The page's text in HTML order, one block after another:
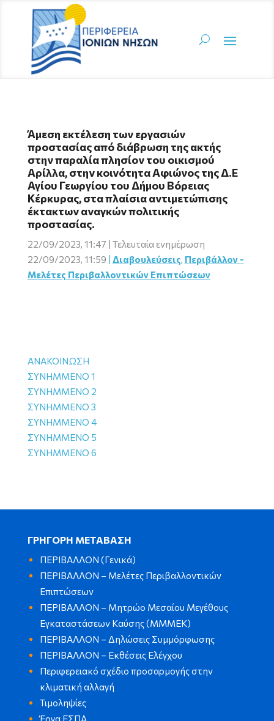
Άμεση εκτέλεση των εργασιών
προστασίας από διάβρωση της ακτής
στην παραλία πλησίον του οικισμού
Αρίλλα, στην κοινότητα Αφιώνος της Δ.Ε
Αγίου Γεωργίου του Δήμου Βόρειας
Κέρκυρας, στα πλαίσια αντιμετώπισης
έκτακτων αναγκών πολιτικής
προστασίας.
22/09/2023, 11:47 | Τελευταία ενημέρωση
22/09/2023, 11:59
Διαβουλεύσεις, Περιβάλλον -
Μελέτες Περιβαλλοντικών Επιπτώσεων
ΑΝΑΚΟΙΝΩΣΗ
ΣΥΝΗΜΜΕΝΟ 1
ΣΥΝΗΜΜΕΝΟ 2
ΣΥΝΗΜΜΕΝΟ 3
ΣΥΝΗΜΜΕΝΟ 4
ΣΥΝΗΜΜΕΝΟ 5
ΣΥΝΗΜΜΕΝΟ 6
ΓΡΗΓΟΡΗ ΜΕΤΑΒΑΣΗ
ΠΕΡΙΒΑΛΛΟΝ (Γενικά)
ΠΕΡΙΒΑΛΛΟΝ – Μελέτες Περιβαλλοντικών
Επιπτώσεων
ΠΕΡΙΒΑΛΛΟΝ – Μητρώο Μεσαίου Μεγέθους
Εγκαταστάσεων Καύσης (ΜΜΜΕΚ)
ΠΕΡΙΒΑΛΛΟΝ – Δηλώσεις Συμμόρφωσης
ΠΕΡΙΒΑΛΛΟΝ – Εκθέσεις Ελέγχου
Περιφερειακό σχέδιο προσαρμογής στην
κλιματική αλλαγή
Τιμοληψίες
Έργα ΕΣΠΑ